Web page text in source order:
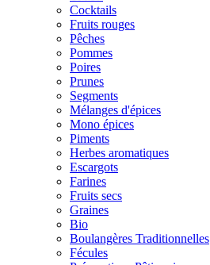
Cocktails
Fruits rouges
Pêches
Pommes
Poires
Prunes
Segments
Mélanges d'épices
Mono épices
Piments
Herbes aromatiques
Escargots
Farines
Fruits secs
Graines
Bio
Boulangères Traditionnelles
Fécules